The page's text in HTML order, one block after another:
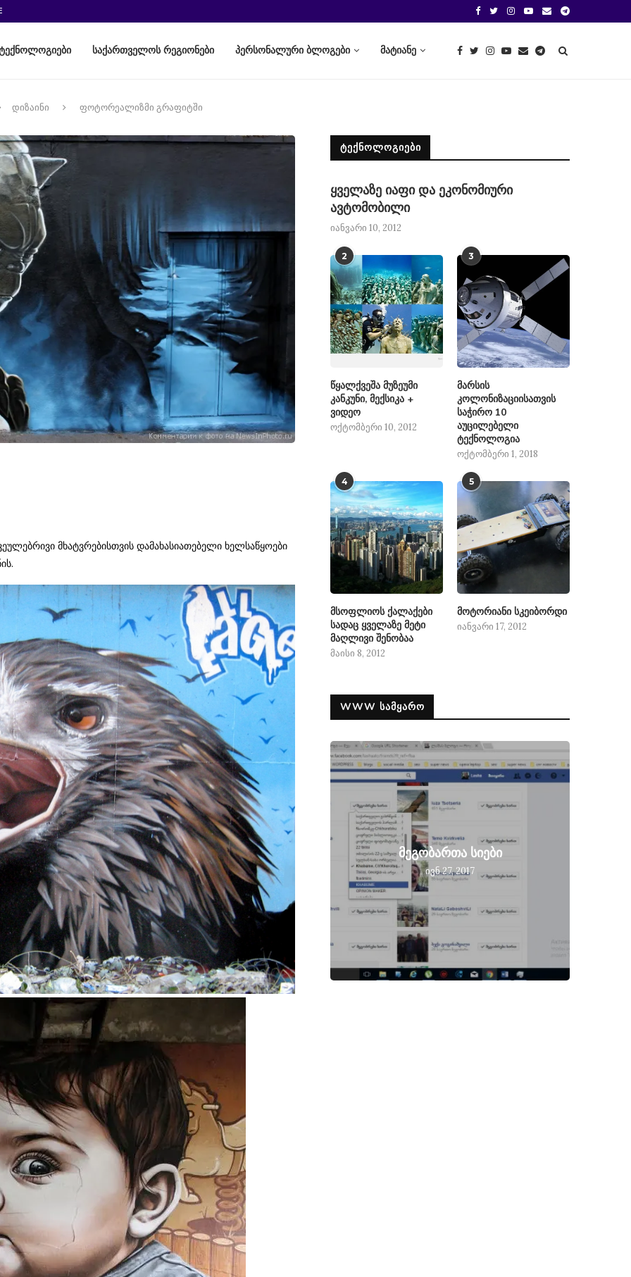
საქართველოს რეგიონები პერსონალური ბლოგები მატიანე
დიზაინი ფოტორეალიზმი გრაფიტში
მხატვრებისთვის დამახასიათებელი ხელსაწყოები
ᲢᲔᲥᲜᲝᲚᲝᲒᲘᲔᲑᲘ
ყველაზე იაფი და ეკონომიური
ავტომობილი
იანვარი 10, 2012
2
წყალქვეშა მუზეუმი
კანკუნი, მექსიკა +
ვიდეო
ოქტომბერი 10, 2012
3
მარსის
კოლონიზაციისათვის
საჭირო 10
აუცილებელი
ტექნოლოგია
ოქტომბერი 1, 2018
4
მსოფლიოს ქალაქები
სადაც ყველაზე მეტი
მაღლივი შენობაა
მაისი 8, 2012
5
მოტორიანი სკეიბორდი
იანვარი 17, 2012
WWW ᲡᲐᲛᲧᲐᲠᲝ
Viber-ში ფეისბუქის აქაუნთის გაუქმება
ივლ 9, 2014
მეგობართა სიები
ივნ 27, 2017